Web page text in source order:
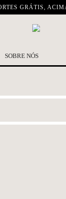
GRÁTIS,
SOBRE NÓS